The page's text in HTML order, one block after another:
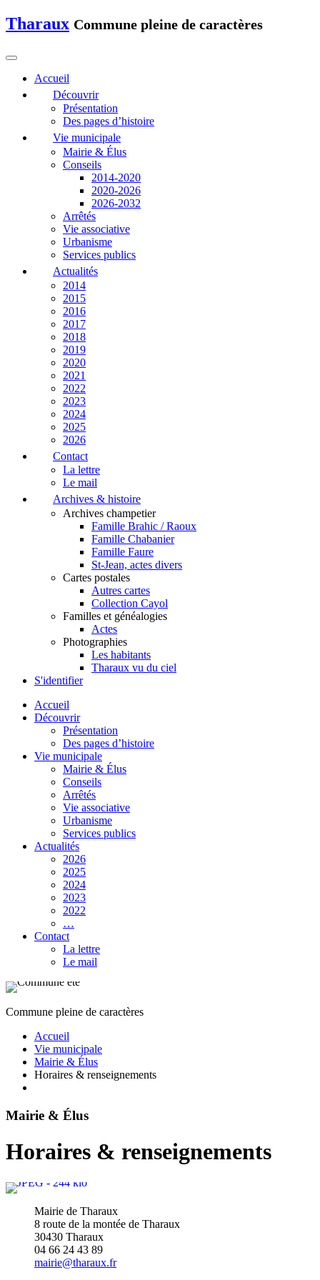
Tharaux Commune pleine de caractères
Accueil
Découvrir
Présentation
Des pages d’histoire
Vie municipale
Mairie & Élus
Conseils
2014-2020
2020-2026
2026-2032
Arrêtés
Vie associative
Urbanisme
Services publics
Actualités
2014
2015
2016
2017
2018
2019
2020
2021
2022
2023
2024
2025
2026
Contact
La lettre
Le mail
Archives & histoire
Archives champetier
Famille Brahic / Raoux
Famille Chabanier
Famille Faure
St-Jean, actes divers
Cartes postales
Autres cartes
Collection Cayol
Familles et généalogies
Actes
Photographies
Les habitants
Tharaux vu du ciel
S'identifier
Accueil
Découvrir
Présentation
Des pages d’histoire
Vie municipale
Mairie & Élus
Conseils
Arrêtés
Vie associative
Urbanisme
Services publics
Actualités
2026
2025
2024
2023
2022
…
Contact
La lettre
Le mail
Commune pleine de caractères
Accueil
Vie municipale
Mairie & Élus
Horaires & renseignements
Mairie & Élus
Horaires & renseignements
Mairie de Tharaux
8 route de la montée de Tharaux
30430 Tharaux
04 66 24 43 89
mairie@tharaux.fr